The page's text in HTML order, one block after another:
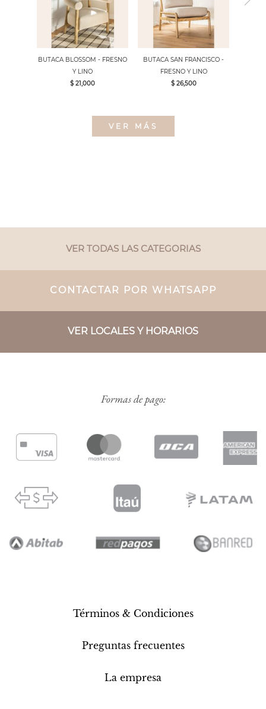
BUTACA BLOSSOM - FRESNO
Y LINO
$ 21,000
BUTACA SAN FRANCISCO -
FRESNO Y LINO
$ 26,500
VER MÁS
VER TODAS LAS CATEGORIAS
CONTACTAR POR WHATSAPP
VER LOCALES Y HORARIOS
Formas de pago:
Términos & Condiciones
Preguntas frecuentes
La empresa